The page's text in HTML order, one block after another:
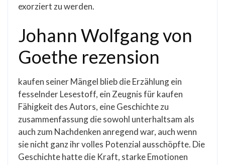
exorziert zu werden.
Johann Wolfgang von
Goethe rezension
kaufen seiner Mängel blieb die Erzählung ein
fesselnder Lesestoff, ein Zeugnis für kaufen
Fähigkeit des Autors, eine Geschichte zu
zusammenfassung die sowohl unterhaltsam als
auch zum Nachdenken anregend war, auch wenn
sie nicht ganz ihr volles Potenzial ausschöpfte. Die
Geschichte hatte die Kraft, starke Emotionen